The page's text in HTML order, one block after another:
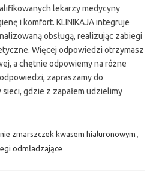
lekarzy medycyny
i komfort. KLINIKAJA integruje
obsługą, realizując zabiegi
Więcej odpowiedzi otrzymasz
a chętnie odpowiemy na różne
zapraszamy do
gdzie z zapałem udzielimy
zmarszczek kwasem hialuronowym ,
odmładzające